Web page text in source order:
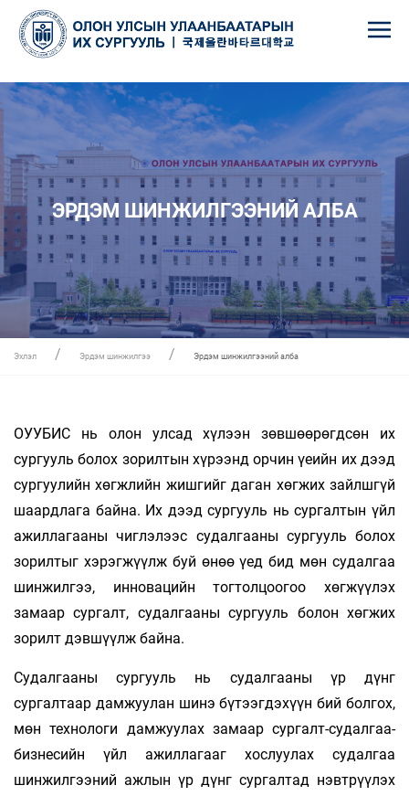
ЭРДЭМ ШИНЖИЛГЭЭНИЙ АЛБА
Эхлэл Эрдэм шинжилгээ Эрдэм шинжилгээний алба
ОУУБИС нь олон улсад хүлээн зөвшөөрөгдсөн их
сургууль болох зорилтын хүрээнд орчин үеийн их дээд
сургуулийн хөгжлийн жишгийг даган хөгжих зайлшгүй
шаардлага байна. Их дээд сургууль нь сургалтын үйл
ажиллагааны чиглэлээс судалгааны сургууль болох
зорилтыг хэрэгжүүлж буй өнөө үед бид мөн судалгаа
шинжилгээ, инновацийн тогтолцоогоо хөгжүүлэх
замаар сургалт, судалгааны сургууль болон хөгжих
зорилт дэвшүүлж байна.
Судалгааны сургууль нь судалгааны үр дүнг
сургалтаар дамжуулан шинэ бүтээгдэхүүн бий болгох,
мөн технологи дамжуулах замаар сургалт-судалгаа-
бизнесийн үйл ажиллагааг хослуулах судалгаа
шинжилгээний ажлын үр дүнг сургалтад нэвтрүүлэх